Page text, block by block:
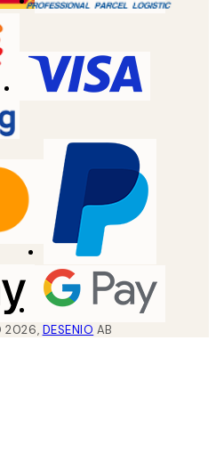
2026, DESENIO AB